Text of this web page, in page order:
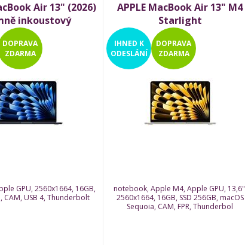
Air 13" (2026)
inkoustový
GPU, 2560x1664, 16GB,
CAM, USB 4, Thunderbolt
DOPRAVA
ZDARMA
APPLE MacBook Air 13" M4
Starlight
notebook, Apple M4, Apple GPU,
2560x1664, 16GB, SSD 256GB, macOS
Sequoia, CAM, FPR, Thunderbol
IHNED K
ODESLÁNÍ
DOPRAVA
ZDARMA